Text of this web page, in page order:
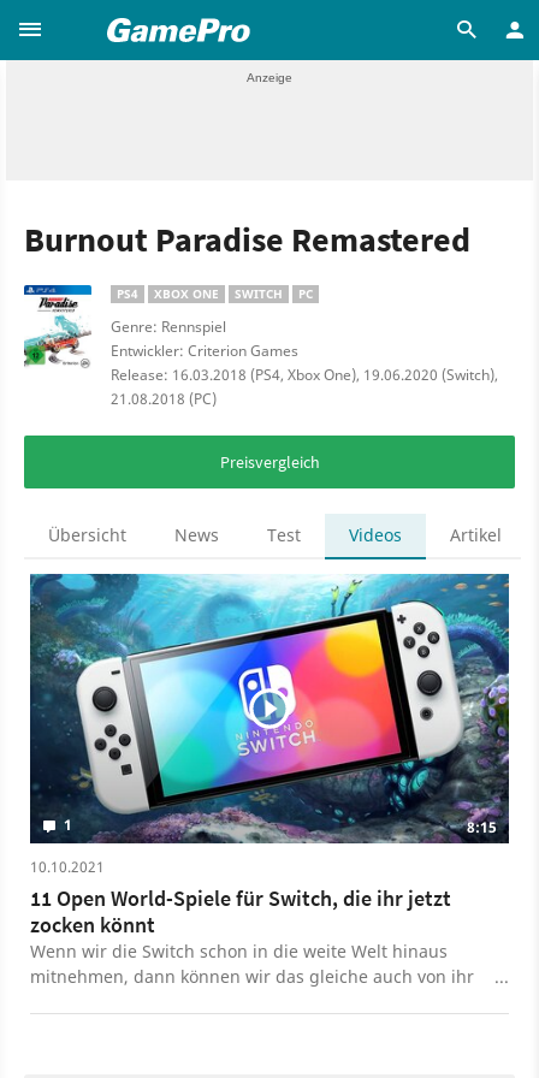
Burnout Paradise Remastered
PS4 XBOX ONE SWITCH PC
Genre: Rennspiel
Entwickler: Criterion Games
Release: 16.03.2018 (PS4, Xbox One), 19.06.2020 (Switch),
21.08.2018 (PC)
Preisvergleich
Übersicht News Test Videos Artikel
1
8:15
10.10.2021
11 Open World-Spiele für Switch, die ihr jetzt
zocken könnt
Wenn wir die Switch schon in die weite Welt hinaus
mitnehmen, dann können wir das gleiche auch von ihr